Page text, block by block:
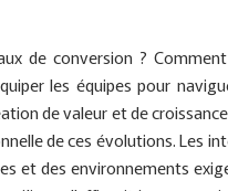
de conversion ?
les équipes pour
de valeur et de
de ces évolutions. Les
et des environnements